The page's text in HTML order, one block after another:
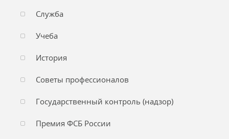
Служба
Учеба
История
Советы профессионалов
Государственный контроль (надзор)
Премия ФСБ России